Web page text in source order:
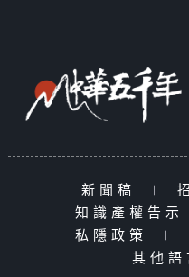
新聞稿 |
知識產權告示
私隱政策
|
其他